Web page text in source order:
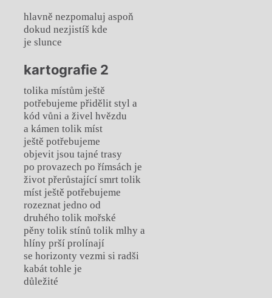
hlavně nezpomaluj aspoň
dokud nezjistíš kde
je slunce
kartografie 2
tolika místům ještě
potřebujeme přidělit styl a
kód vůni a živel hvězdu
a kámen tolik míst
ještě potřebujeme
objevit jsou tajné trasy
po provazech po římsách je
život přerůstající smrt tolik
míst ještě potřebujeme
rozeznat jedno od
druhého tolik mořské
pěny tolik stínů tolik mlhy a
hlíny prší prolínají
se horizonty vezmi si radši
kabát tohle je
důležité